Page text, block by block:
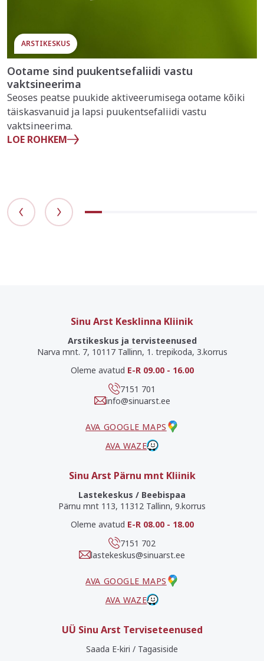
ARSTIKESKUS
Ootame sind puukentsefaliidi vastu
vaktsineerima
Seoses peatse puukide aktiveerumisega ootame kõiki
täiskasvanuid ja lapsi puukentsefaliidi vastu
vaktsineerima.
LOE ROHKEM
Sinu Arst Kesklinna Kliinik
Arstikeskus ja tervisteenused
Narva mnt. 7, 10117 Tallinn, 1. trepikoda, 3.korrus
Oleme avatud E-R 09.00 - 16.00
7151 701
info@sinuarst.ee
AVA GOOGLE MAPS
AVA WAZE
Sinu Arst Pärnu mnt Kliinik
Lastekeskus / Beebispaa
Pärnu mnt 113, 11312 Tallinn, 9.korrus
Oleme avatud E-R 08.00 - 18.00
7151 702
lastekeskus@sinuarst.ee
AVA GOOGLE MAPS
AVA WAZE
UÜ Sinu Arst Terviseteenused
Saada E-kiri / Tagasiside